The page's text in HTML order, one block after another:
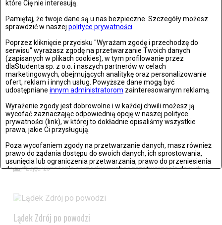
które Cię nie interesują.
Pamiętaj, że twoje dane są u nas bezpieczne. Szczegóły możesz
sprawdzić w naszej polityce prywatności
Poprzez kliknięcie przycisku "Wyrażam zgodę i przechodzę do
serwisu" wyrażasz zgodę na przetwarzanie Twoich danych
(zapisanych w plikach cookies), w tym profilowanie przez
dlaStudenta sp. z o.o. i naszych partnerów w celach
marketingowych, obejmujących analitykę oraz personalizowanie
ofert, reklam i innych usług. Powyższe dane mogą być
udostępniane innym administratorom zainteresowanym reklamą.
Wyrażenie zgody jest dobrowolne i w każdej chwili możesz ją
wycofać zaznaczając odpowiednią opcję w naszej polityce
prywatności (link), w której to dokładnie opisaliśmy wszystkie
prawa, jakie Ci przysługują.
Poza wycofaniem zgody na przetwarzanie danych, masz również
prawo do żądania dostępu do swoich danych, ich sprostowania,
usunięcia lub ograniczenia przetwarzania, prawo do przeniesienia
danych czy wyrażenia sprzeciwu wobec przetwarzania danych.
Wrocław: Romeo i Julia - próba prasowa we wrocławskim
Teatrze Capitol
Stronie Śląskie w ruinach: skutki niszczycielskiej powodzi
Zdjęć: 25
Lądek Zdrój po powodzi